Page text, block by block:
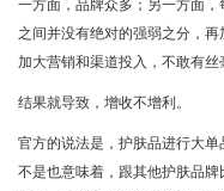
一方面，品牌众多；另一方面
之间并没有绝对的强弱之分，
加大营销和渠道投入，不敢有丝
结果就导致，增收不增利。
官方的说法是，护肤品进行大
不是也意味着，跟其他护肤品